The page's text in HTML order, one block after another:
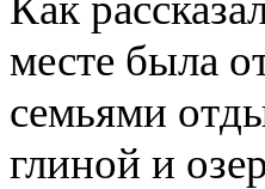
месте была
семьями
глиной и